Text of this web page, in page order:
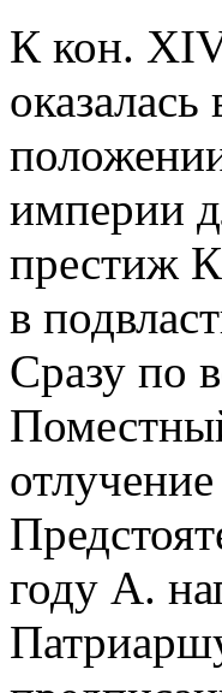
К кон.
империи
престиж
в
Сразу по
году А.